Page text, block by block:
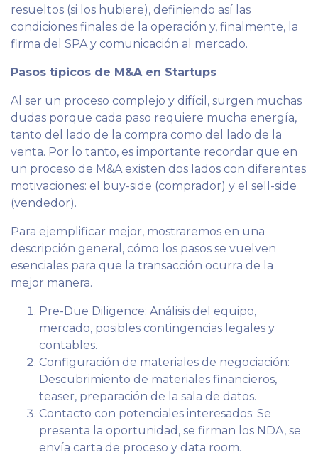
resueltos (si los hubiere), definiendo así las
condiciones finales de la operación y, finalmente, la
firma del SPA y comunicación al mercado.
Pasos típicos de M&A en Startups
Al ser un proceso complejo y difícil, surgen muchas
dudas porque cada paso requiere mucha energía,
tanto del lado de la compra como del lado de la
venta. Por lo tanto, es importante recordar que en
un proceso de M&A existen dos lados con diferentes
motivaciones: el buy-side (comprador) y el sell-side
(vendedor).
Para ejemplificar mejor, mostraremos en una
descripción general, cómo los pasos se vuelven
esenciales para que la transacción ocurra de la
mejor manera.
Pre-Due Diligence: Análisis del equipo,
mercado, posibles contingencias legales y
contables.
Configuración de materiales de negociación:
Descubrimiento de materiales financieros,
teaser, preparación de la sala de datos.
Contacto con potenciales interesados: Se
presenta la oportunidad, se firman los NDA, se
envía carta de proceso y data room.